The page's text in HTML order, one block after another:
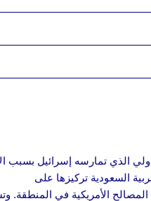
الذي تمارسه إسرائيل بسبب
السعودية تركيزها على
الأمريكية في المنطقة.